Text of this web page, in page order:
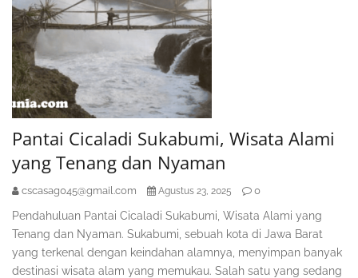
Pantai Cicaladi Sukabumi, Wisata Alami
yang Tenang dan Nyaman
cscasag045@gmail.com Agustus 23, 2025 0
Pendahuluan Pantai Cicaladi Sukabumi, Wisata Alami yang
Tenang dan Nyaman. Sukabumi, sebuah kota di Jawa Barat
yang terkenal dengan keindahan alamnya, menyimpan banyak
destinasi wisata alam yang memukau. Salah satu yang sedang